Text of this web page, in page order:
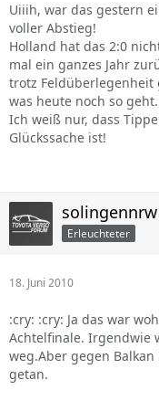
Uiiih, war das gestern
voller Abstieg!
Holland hat das 2:0
mal ein ganzes Jahr
trotz Feldüberlegenheit
was heute noch so geht.
Ich weiß nur, dass
Glückssache ist!
solingennrw
Erleuchteter
18. Juni 2010
:cry: :cry: Ja das war
Achtelfinale. Irgendwie
weg.Aber gegen
getan.